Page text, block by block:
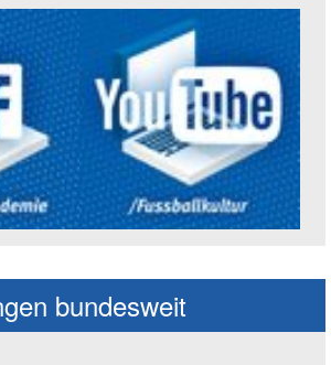
bundesweit